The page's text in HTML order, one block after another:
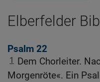
Elberfelder
Psalm 22
1
Dem Chorleiter.
Morgenröte«. Ein